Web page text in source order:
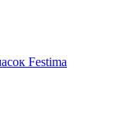
Festima